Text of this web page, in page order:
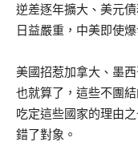
逆差逐年擴大、美元
日益嚴重，中美即使
美國招惹加拿大、墨
也就算了，這些不團
吃定這些國家的理由
錯了對象。